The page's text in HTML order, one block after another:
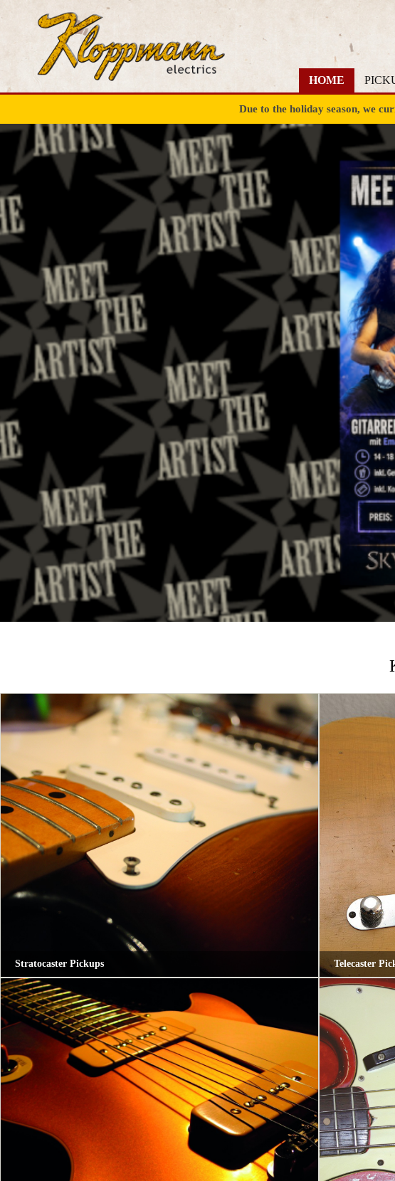
HOME
Due to the holiday season, we
Stratocaster Pickups Telecaster